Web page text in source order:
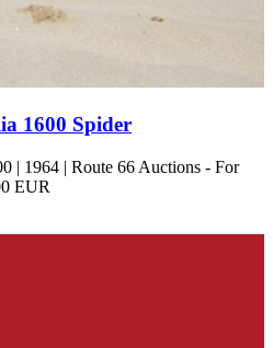
1600 Spider
| 1964 | Route 66 Auctions - For
EUR